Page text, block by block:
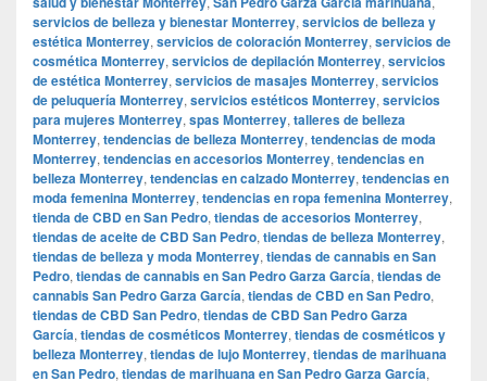
servicios de belleza y bienestar Monterrey, servicios de belleza y
estética Monterrey, servicios de coloración Monterrey, servicios de
cosmética Monterrey, servicios de depilación Monterrey, servicios
de estética Monterrey, servicios de masajes Monterrey, servicios
de peluquería Monterrey, servicios estéticos Monterrey, servicios
para mujeres Monterrey, spas Monterrey, talleres de belleza
Monterrey, tendencias de belleza Monterrey, tendencias de moda
Monterrey, tendencias en accesorios Monterrey, tendencias en
belleza Monterrey, tendencias en calzado Monterrey, tendencias en
moda femenina Monterrey, tendencias en ropa femenina Monterrey,
tienda de CBD en San Pedro, tiendas de accesorios Monterrey,
tiendas de aceite de CBD San Pedro, tiendas de belleza Monterrey,
tiendas de belleza y moda Monterrey, tiendas de cannabis en San
Pedro, tiendas de cannabis en San Pedro Garza García, tiendas de
cannabis San Pedro Garza García, tiendas de CBD en San Pedro,
tiendas de CBD San Pedro, tiendas de CBD San Pedro Garza
García, tiendas de cosméticos Monterrey, tiendas de cosméticos y
belleza Monterrey, tiendas de lujo Monterrey, tiendas de marihuana
en San Pedro, tiendas de marihuana en San Pedro Garza García,